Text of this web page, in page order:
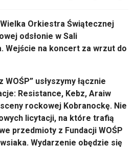
Orkiestra Świątecznej
odsłonie w Sali
Wejście na koncert za wrzut do
usłyszymy łącznie
Resistance, Kebz, Araiw
rockowej Kobranockę. Nie
licytacji, na które trafią
przedmioty z Fundacji WOŚP
Wydarzenie obędzie się